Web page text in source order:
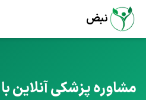
نبض
مشاوره پزشکی آنلاین